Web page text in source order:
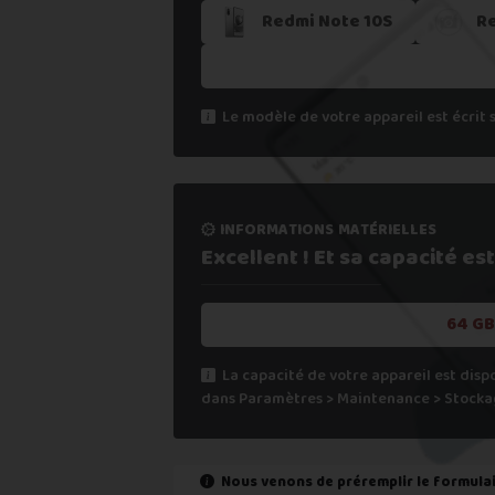
5. Recevoir mon paiement sous
Si vous ne trouvez pas une offre
Vous pouvez éventuellement nous
Redmi Note 10S
Le modèle de votre appareil est écrit
informations matérielles
Excellent ! Et sa capacité
64 GB
La capacité de votre appareil est
dans Paramètres > Maintenance >
Nous venons de préremplir le